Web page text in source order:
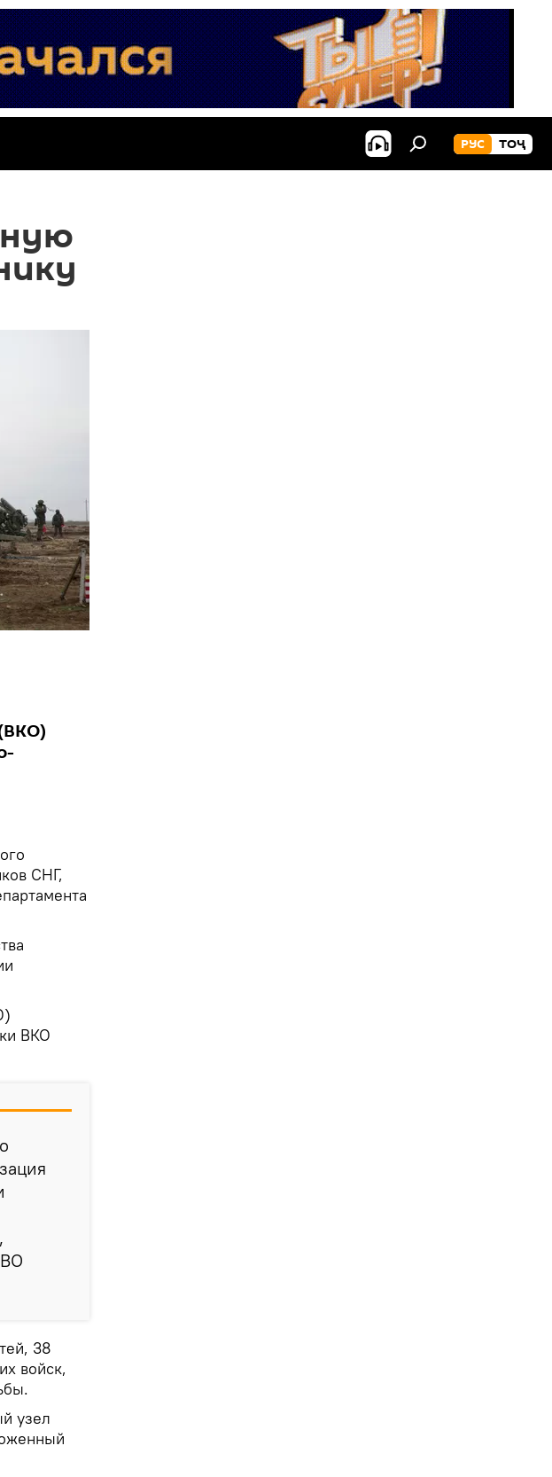
РУС ТОҶ
СНГ,
ВКО
38
войск,
узел